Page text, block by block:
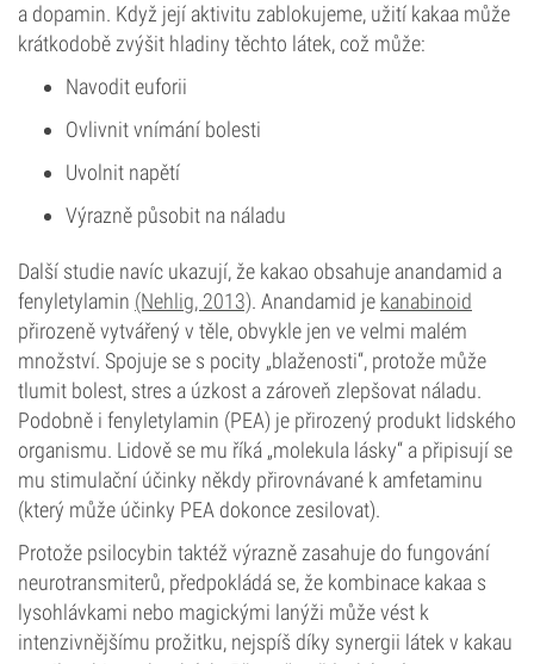
a dopamin. Když její aktivitu zablokujeme, užití kakaa může
krátkodobě zvýšit hladiny těchto látek, což může:
Navodit euforii
Ovlivnit vnímání bolesti
Uvolnit napětí
Výrazně působit na náladu
Další studie navíc ukazují, že kakao obsahuje anandamid a
fenyletylamin (Nehlig, 2013). Anandamid je kanabinoid
přirozeně vytvářený v těle, obvykle jen ve velmi malém
množství. Spojuje se s pocity „blaženosti“, protože může
tlumit bolest, stres a úzkost a zároveň zlepšovat náladu.
Podobně i fenyletylamin (PEA) je přirozený produkt lidského
organismu. Lidově se mu říká „molekula lásky“ a připisují se
mu stimulační účinky někdy přirovnávané k amfetaminu
(který může účinky PEA dokonce zesilovat).
Protože psilocybin taktéž výrazně zasahuje do fungování
neurotransmiterů, předpokládá se, že kombinace kakaa s
lysohlávkami nebo magickými lanýži může vést k
intenzivnějšímu prožitku, nejspíš díky synergii látek v kakau